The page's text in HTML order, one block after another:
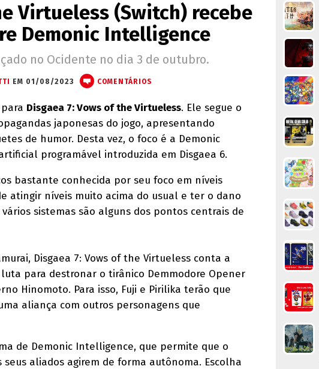
Virtueless (Switch) recebe
Demonic Intelligence
no Ocidente no dia 3 de outubro.
EM 01/08/2023 COMENTÁRIOS
Disgaea 7: Vows of the Virtueless. Ele segue o
japonesas do jogo, apresentando
de humor. Desta vez, o foco é a Demonic
programável introduzida em Disgaea 6.
bastante conhecida por seu foco em níveis
atingir níveis muito acima do usual e ter o dano
sistemas são alguns dos pontos centrais de
Disgaea 7: Vows of the Virtueless conta a
para destronar o tirânico Demmodore Opener
Hinomoto. Para isso, Fuji e Pirilika terão que
aliança com outros personagens que
de Demonic Intelligence, que permite que o
aliados agirem de forma autônoma. Escolha